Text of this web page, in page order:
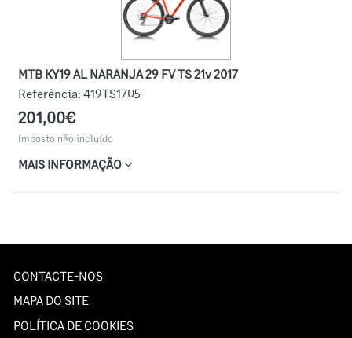
MTB KY19 AL NARANJA 29 FV TS 21v 2017
Referência: 419TS1705
201,00€
Imposto não incluído
MAIS INFORMAÇÃO
CONTACTE-NOS
MAPA DO SITE
POLÍTICA DE COOKIES